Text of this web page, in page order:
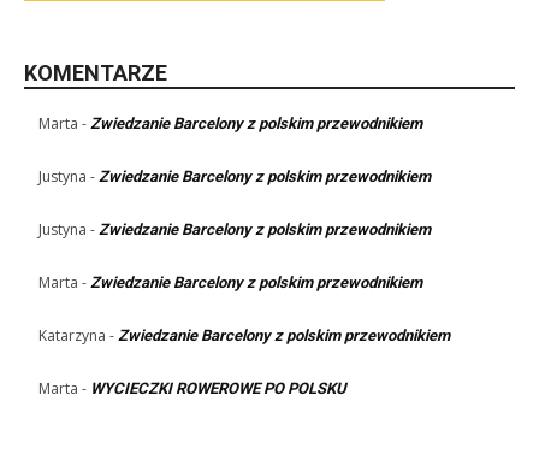
KOMENTARZE
Marta - Zwiedzanie Barcelony z polskim przewodnikiem
Justyna - Zwiedzanie Barcelony z polskim przewodnikiem
Justyna - Zwiedzanie Barcelony z polskim przewodnikiem
Marta - Zwiedzanie Barcelony z polskim przewodnikiem
Katarzyna - Zwiedzanie Barcelony z polskim przewodnikiem
Marta - WYCIECZKI ROWEROWE PO POLSKU